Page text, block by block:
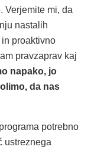
Verjemite mi, da
nastalih
proaktivno
pravzaprav kaj
napako, jo
da nas
potrebno
ustreznega